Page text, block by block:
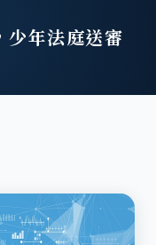
少年法庭送審